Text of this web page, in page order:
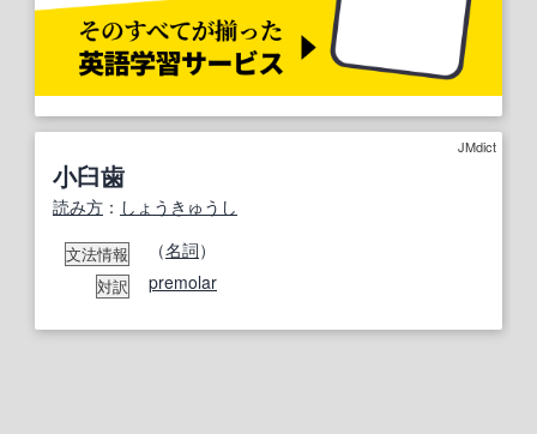
JMdict
小臼歯
読み方 ： しょうきゅうし
文法情報 （名詞）
対訳 premolar